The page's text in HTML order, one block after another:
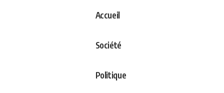
Accueil
Société
Politique